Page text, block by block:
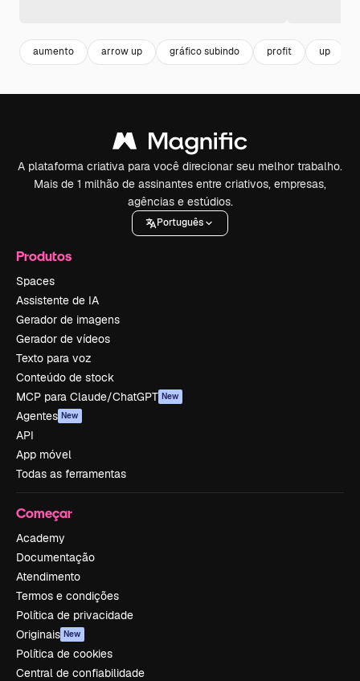
aumento arrow up gráfico subindo profit up
A plataforma criativa para você direcionar seu melhor trabalho.
Mais de 1 milhão de assinantes entre criativos, empresas,
agências e estúdios.
Português
Produtos
Spaces
Assistente de IA
Gerador de imagens
Gerador de vídeos
Texto para voz
Conteúdo de stock
MCP para Claude/ChatGPT New
Agentes New
API
App móvel
Todas as ferramentas
Começar
Academy
Documentação
Atendimento
Termos e condições
Política de privacidade
Originais New
Política de cookies
Central de confiabilidade